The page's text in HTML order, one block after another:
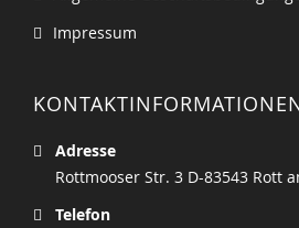
Impressum
Adresse
Rottmooser Str. 3 D-83543 Rott
Telefon